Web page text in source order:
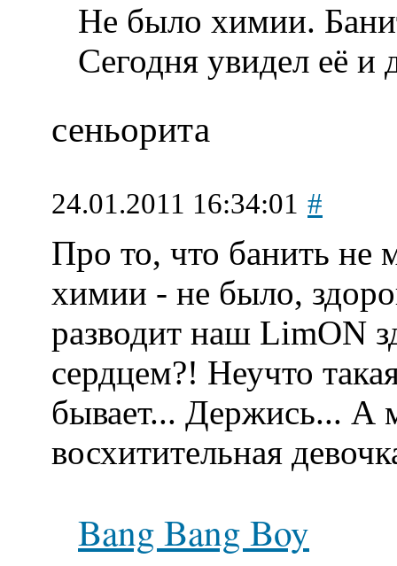
Не было химии.
Сегодня увидел её и
сеньорита
24.01.2011 16:34:01 #
Про то, что банить
химии - не было,
разводит наш LimON
сердцем?! Неучто
бывает... Держись... А
восхитительная
Bang Bang Boy